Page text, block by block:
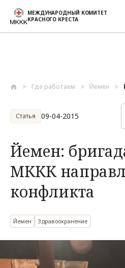
МЕЖДУНАРОДНЫЙ КОМИТЕТ
КРАСНОГО КРЕСТА
Где работаем Йемен
Статья 09-04-2015
Йемен:
МККК
конфликта
Йемен Здравоохранение